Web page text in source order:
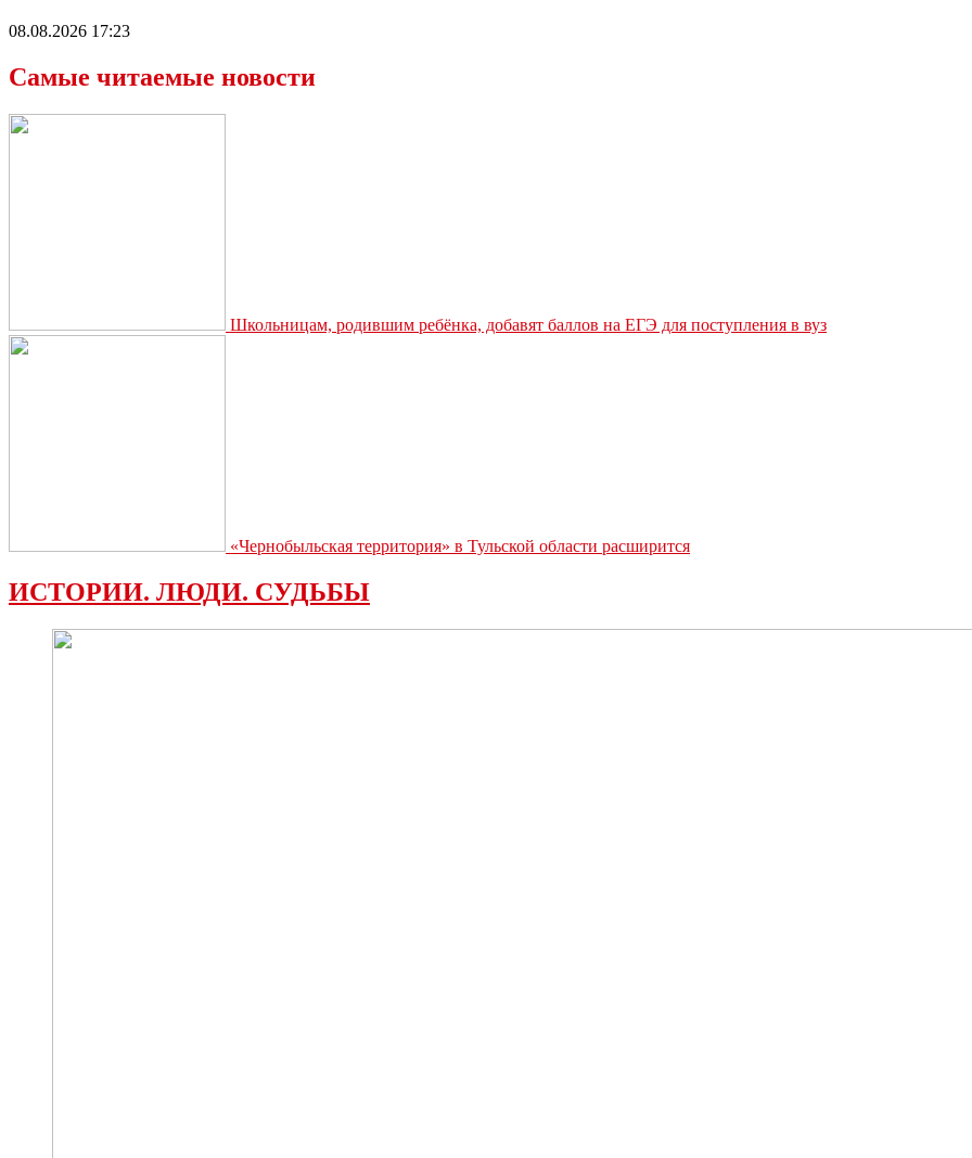
08.08.2026 17:23
Самые читаемые новости
Школьницам, родившим ребёнка, добавят баллов на ЕГЭ для поступления в вуз
«Чернобыльская территория» в Тульской области расширится
ИСТОРИИ. ЛЮДИ. СУДЬБЫ